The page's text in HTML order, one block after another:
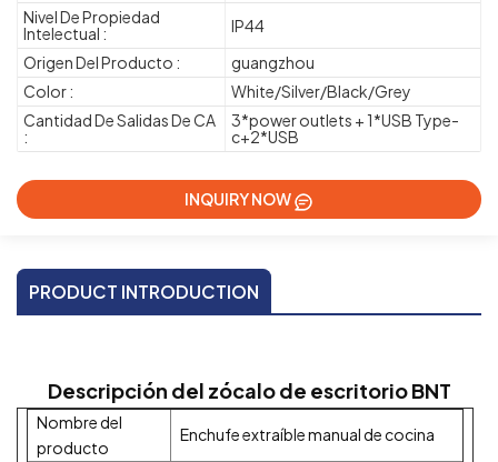
Nivel De Propiedad
Intelectual :
IP44
Origen Del Producto :
guangzhou
Color :
White/Silver/Black/Grey
Cantidad De Salidas De CA
:
3*power outlets + 1*USB Type-
c+2*USB
INQUIRY NOW
PRODUCT INTRODUCTION
Descripción del zócalo de escritorio BNT
Nombre del
producto
Enchufe extraíble manual de cocina